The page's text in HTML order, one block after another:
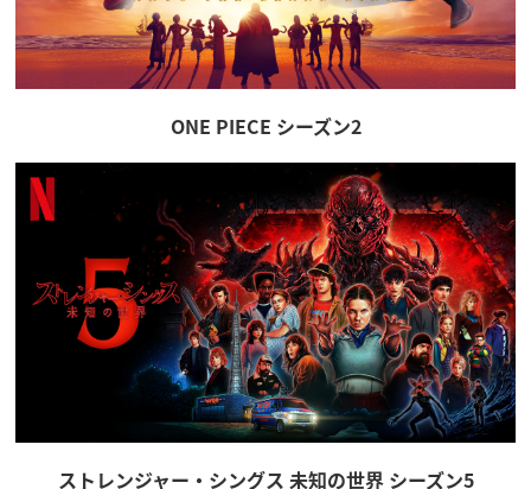
ONE PIECE シーズン2
ストレンジャー・シングス 未知の世界 シーズン5